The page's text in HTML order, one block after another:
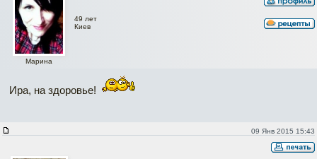
Марина
49 лет
Киев
Ира, на здоровье!
09 Янв 2015 15:43